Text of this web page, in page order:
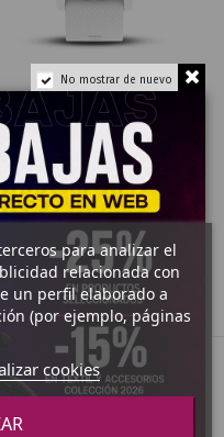
No mostrar de nuevo
RELOJES
VIVOACTIVE 3
SILICONA BLANCA /
ORO ROSA
279,99 €
Añadir al carrito
para analizar el
relacionada con
un perfil elaborado a
(por ejemplo, páginas
cookies